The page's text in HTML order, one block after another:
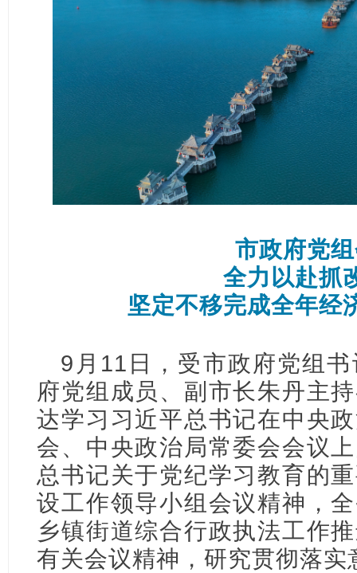
市政府党
全力以赴抓
坚定不移完成全年经
9月11日，受市政府党组
府党组成员、副市长朱丹主
达学习习近平总书记在中央
会、中央政治局常委会会议
总书记关于党纪学习教育的
设工作领导小组会议精神，
乡镇街道综合行政执法工作
有关会议精神，研究贯彻落实